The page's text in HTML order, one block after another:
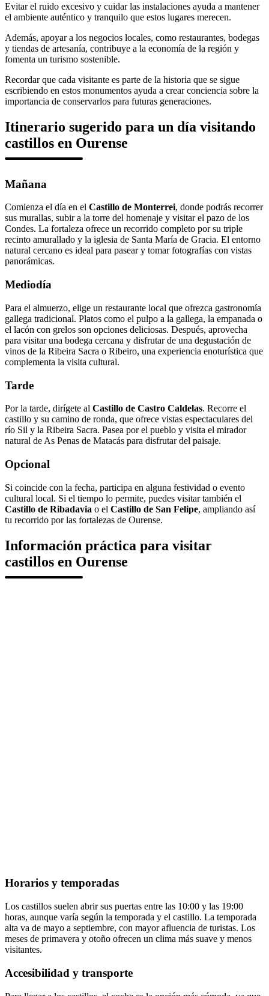
Evitar el ruido excesivo y cuidar las instalaciones ayuda a mantener
el ambiente auténtico y tranquilo que estos lugares merecen.
Además, apoyar a los negocios locales, como restaurantes, bodegas
y tiendas de artesanía, contribuye a la economía de la región y
fomenta un turismo sostenible.
Recordar que cada visitante es parte de la historia que se sigue
escribiendo en estos monumentos ayuda a crear conciencia sobre la
importancia de conservarlos para futuras generaciones.
Itinerario sugerido para un día visitando
castillos en Ourense
Mañana
Comienza el día en el Castillo de Monterrei, donde podrás recorrer
sus murallas, subir a la torre del homenaje y visitar el pazo de los
Condes. La fortaleza ofrece un recorrido completo por su triple
recinto amurallado y la iglesia de Santa María de Gracia. El entorno
natural cercano es ideal para pasear y tomar fotografías con vistas
panorámicas.
Mediodía
Para el almuerzo, elige un restaurante local que ofrezca gastronomía
gallega tradicional. Platos como el pulpo a la gallega, la empanada o
el lacón con grelos son opciones deliciosas. Después, aprovecha
para visitar una bodega cercana y disfrutar de una degustación de
vinos de la Ribeira Sacra o Ribeiro, una experiencia enoturística que
complementa la visita cultural.
Tarde
Por la tarde, dirígete al Castillo de Castro Caldelas. Recorre el
castillo y su camino de ronda, que ofrece vistas espectaculares del
río Sil y la Ribeira Sacra. Pasea por el pueblo y visita el mirador
natural de As Penas de Matacás para disfrutar del paisaje.
Opcional
Si coincide con la fecha, participa en alguna festividad o evento
cultural local. Si el tiempo lo permite, puedes visitar también el
Castillo de Ribadavia o el Castillo de San Felipe, ampliando así
tu recorrido por las fortalezas de Ourense.
Información práctica para visitar
castillos en Ourense
Horarios y temporadas
Los castillos suelen abrir sus puertas entre las 10:00 y las 19:00
horas, aunque varía según la temporada y el castillo. La temporada
alta va de mayo a septiembre, con mayor afluencia de turistas. Los
meses de primavera y otoño ofrecen un clima más suave y menos
visitantes.
Accesibilidad y transporte